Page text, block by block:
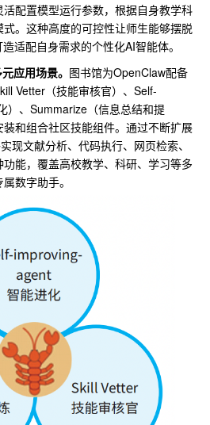
配置模型运行参数，根据自身教学科
。这种高度的可控性让师生能够摆脱
适配自身需求的个性化AI智能体。
应用场景。 图书馆为OpenClaw配备
Vetter（技能审核官）、Self-
）、Summarize（信息总结和提
和组合社区技能组件。通过不断扩展
现文献分析、代码执行、网页检索、
能，覆盖高校教学、科研、学习等多
数字助手。